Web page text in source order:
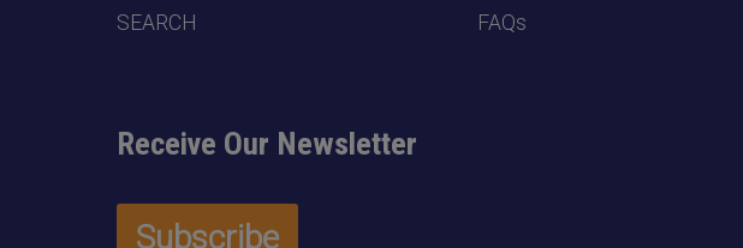
SEARCH
Receive Our Newsletter
FAQs